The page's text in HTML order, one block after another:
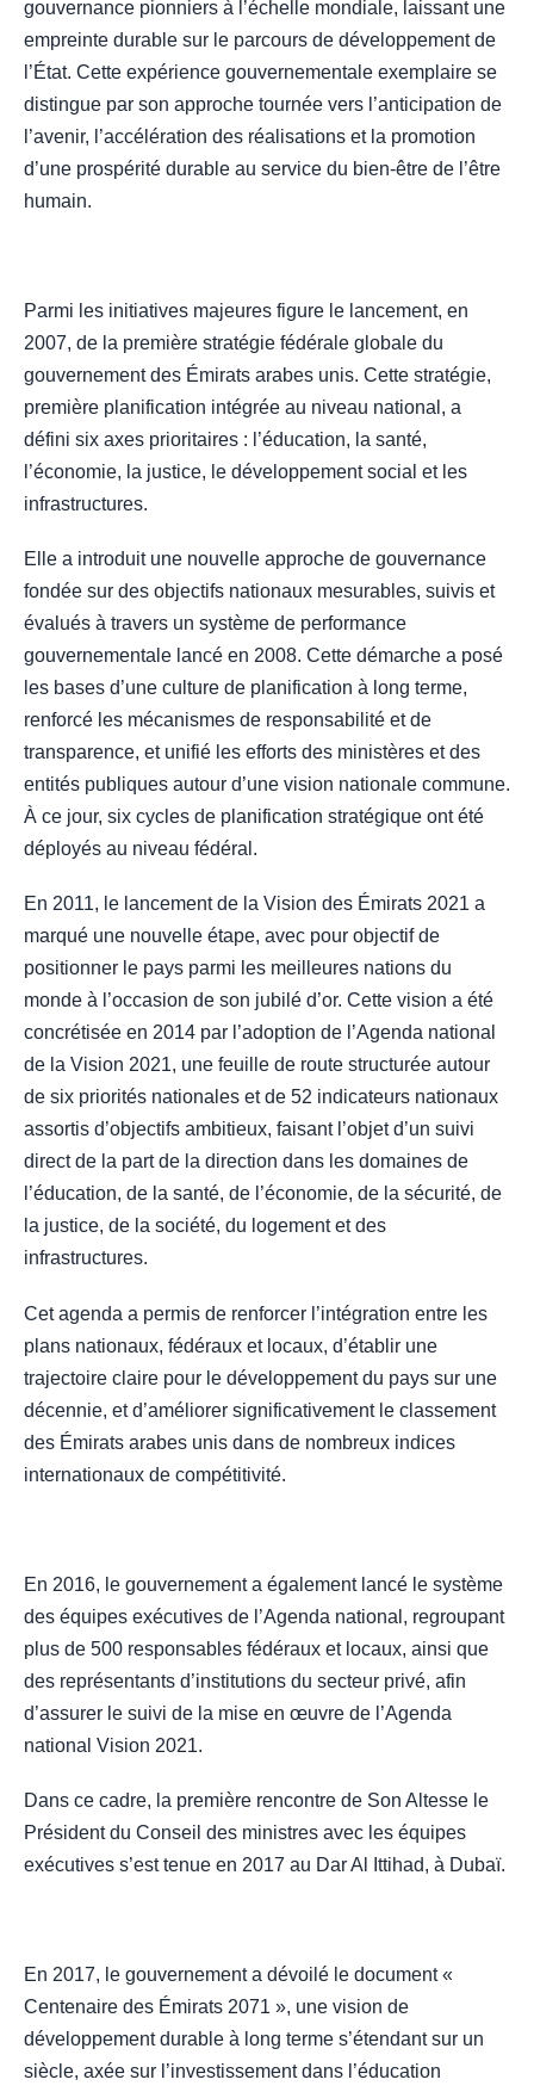
gouvernance pionniers à l’échelle mondiale, laissant une
empreinte durable sur le parcours de développement de
l’État. Cette expérience gouvernementale exemplaire se
distingue par son approche tournée vers l’anticipation de
l’avenir, l’accélération des réalisations et la promotion
d’une prospérité durable au service du bien-être de l’être
humain.
Parmi les initiatives majeures figure le lancement, en
2007, de la première stratégie fédérale globale du
gouvernement des Émirats arabes unis. Cette stratégie,
première planification intégrée au niveau national, a
défini six axes prioritaires : l’éducation, la santé,
l’économie, la justice, le développement social et les
infrastructures.
Elle a introduit une nouvelle approche de gouvernance
fondée sur des objectifs nationaux mesurables, suivis et
évalués à travers un système de performance
gouvernementale lancé en 2008. Cette démarche a posé
les bases d’une culture de planification à long terme,
renforcé les mécanismes de responsabilité et de
transparence, et unifié les efforts des ministères et des
entités publiques autour d’une vision nationale commune.
À ce jour, six cycles de planification stratégique ont été
déployés au niveau fédéral.
En 2011, le lancement de la Vision des Émirats 2021 a
marqué une nouvelle étape, avec pour objectif de
positionner le pays parmi les meilleures nations du
monde à l’occasion de son jubilé d’or. Cette vision a été
concrétisée en 2014 par l’adoption de l’Agenda national
de la Vision 2021, une feuille de route structurée autour
de six priorités nationales et de 52 indicateurs nationaux
assortis d’objectifs ambitieux, faisant l’objet d’un suivi
direct de la part de la direction dans les domaines de
l’éducation, de la santé, de l’économie, de la sécurité, de
la justice, de la société, du logement et des
infrastructures.
Cet agenda a permis de renforcer l’intégration entre les
plans nationaux, fédéraux et locaux, d’établir une
trajectoire claire pour le développement du pays sur une
décennie, et d’améliorer significativement le classement
des Émirats arabes unis dans de nombreux indices
internationaux de compétitivité.
En 2016, le gouvernement a également lancé le système
des équipes exécutives de l’Agenda national, regroupant
plus de 500 responsables fédéraux et locaux, ainsi que
des représentants d’institutions du secteur privé, afin
d’assurer le suivi de la mise en œuvre de l’Agenda
national Vision 2021.
Dans ce cadre, la première rencontre de Son Altesse le
Président du Conseil des ministres avec les équipes
exécutives s’est tenue en 2017 au Dar Al Ittihad, à Dubaï.
En 2017, le gouvernement a dévoilé le document «
Centenaire des Émirats 2071 », une vision de
développement durable à long terme s’étendant sur un
siècle, axée sur l’investissement dans l’éducation